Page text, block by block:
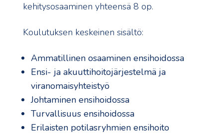
kehitysosaaminen yhteensä 8 op.
Koulutuksen keskeinen sisältö:
Ammatillinen osaaminen ensihoidossa
Ensi- ja akuuttihoitojärjestelmä ja
viranomaisyhteistyö
Johtaminen ensihoidossa
Turvallisuus ensihoidossa
Erilaisten potilasryhmien ensihoito